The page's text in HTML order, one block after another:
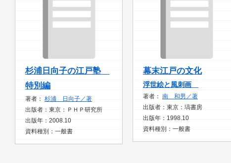
杉浦日向子の江戸塾
特別編
著者： 杉浦 日向子／著
出版者：東京：ＰＨＰ研究所
出版年：2008.10
資料種別：一般書
幕末江戸の文化
浮世絵と風刺画
著者： 南 和男／著
出版者：東京：塙書房
出版年：1998.10
資料種別：一般書